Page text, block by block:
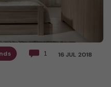
1 16 JUL 2018